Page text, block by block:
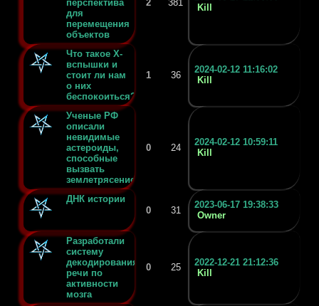
перспектива
для
перемещения
объектов
2 381
Kill
Что такое X-
вспышки и
стоит ли нам
о них
беспокоиться?
1 36
2024-02-12 11:16:02
Kill
Ученые РФ
описали
невидимые
астероиды,
способные
вызвать
землетрясение
0 24
2024-02-12 10:59:11
Kill
ДНК истории
0
31
2023-06-17 19:38:33
Owner
Разработали
систему
декодирования
речи по
активности
мозга
0 25
2022-12-21 21:12:36
Kill